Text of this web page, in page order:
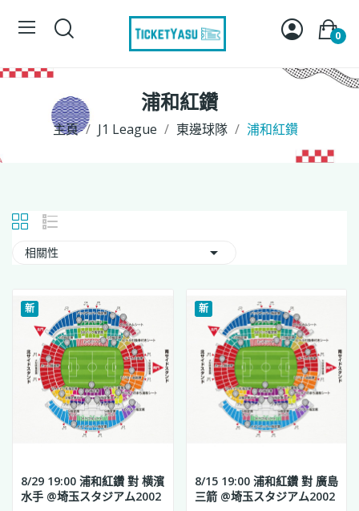
0
浦和紅鑽
主頁 J1 League 東 邊 球 隊 浦和紅鑽
相關性 
新
8/29 19:00 浦和紅鑽 對 横濱
水手 @埼玉スタジアム2002
新
8/15 19:00 浦和紅鑽 對 廣島
三箭 @埼玉スタジアム2002